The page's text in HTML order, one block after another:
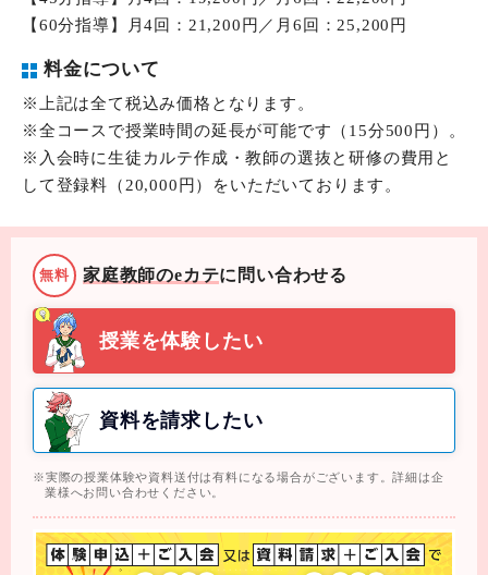
【60分指導】月4回：21,200円／月6回：25,200円
料金について
※上記は全て税込み価格となります。
※全コースで授業時間の延長が可能です（15分500円）。
※入会時に生徒カルテ作成・教師の選抜と研修の費用と
して登録料（20,000円）をいただいております。
無料 家庭教師のeカテに問い合わせる
授業を体験したい
資料を請求したい
実際の授業体験や資料送付は有料になる場合がございます。詳細は企
業様へお問い合わせください。